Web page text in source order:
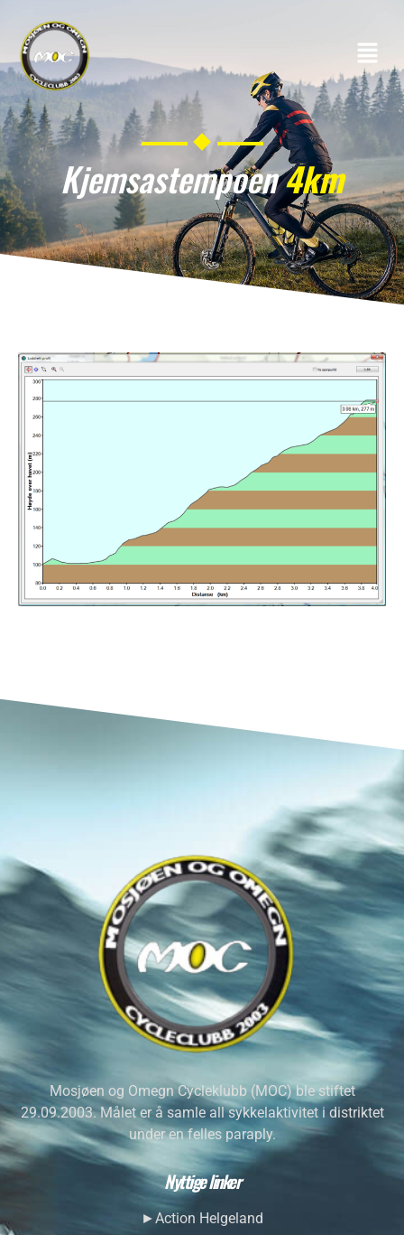
Kjemsastempoen4km
Mosjøen og Omegn Cycleklubb (MOC) ble stiftet
29.09.2003. Målet er å samle all sykkelaktivitet i distriktet
under en felles paraply.
Nyttige linker
►Action Helgeland